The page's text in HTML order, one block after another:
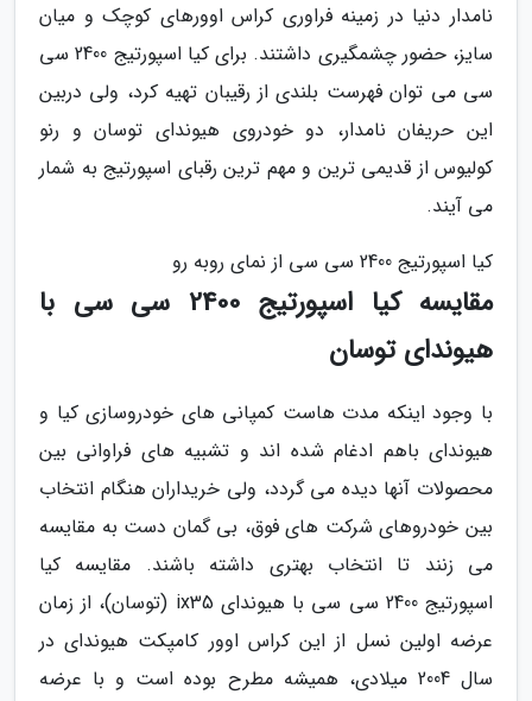
نامدار دنیا در زمینه فراوری کراس اوورهای کوچک و میان
سایز، حضور چشمگیری داشتند. برای کیا اسپورتیج 2400 سی
سی می توان فهرست بلندی از رقیبان تهیه کرد، ولی دربین
این حریفان نامدار، دو خودروی هیوندای توسان و رنو
کولیوس از قدیمی ترین و مهم ترین رقبای اسپورتیج به شمار
می آیند.
کیا اسپورتیج 2400 سی سی از نمای روبه رو
مقایسه کیا اسپورتیج 2400 سی سی با
هیوندای توسان
با وجود اینکه مدت هاست کمپانی های خودروسازی کیا و
هیوندای باهم ادغام شده اند و تشبیه های فراوانی بین
محصولات آنها دیده می گردد، ولی خریداران هنگام انتخاب
بین خودروهای شرکت های فوق، بی گمان دست به مقایسه
می زنند تا انتخاب بهتری داشته باشند. مقایسه کیا
اسپورتیج 2400 سی سی با هیوندای ix35 (توسان)، از زمان
عرضه اولین نسل از این کراس اوور کامپکت هیوندای در
سال 2004 میلادی، همیشه مطرح بوده است و با عرضه